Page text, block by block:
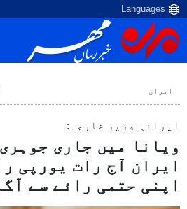
ایران
ایرانی وزیر خارجہ:
ویانا میں جاری
ایران آج رات یورپی
اپنی حتمی رائے سے